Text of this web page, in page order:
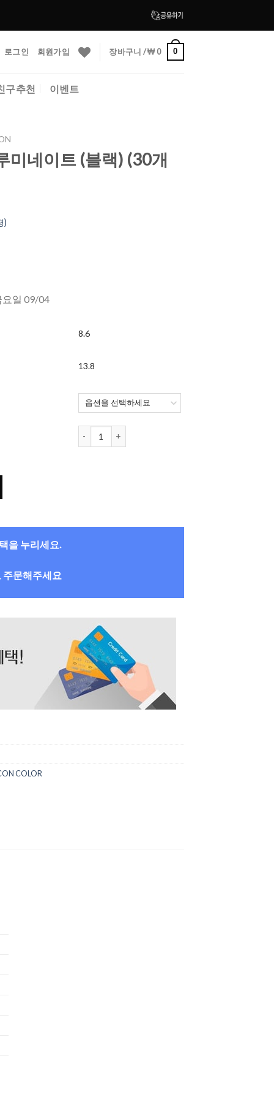
로그인 회원가입 장바구니 /₩0 0
구추천 이벤트
미네이트 (블랙) (30개
)
일 09/04
8.6
13.8
알콘 후레쉬룩 일루미네이트 (블랙) (30개 들이) 수량
을 누리세요.
문해주세요
COLOR